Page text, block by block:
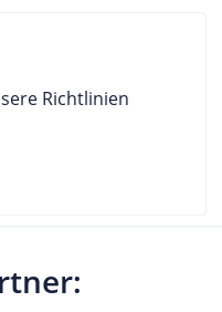
Richtlinien